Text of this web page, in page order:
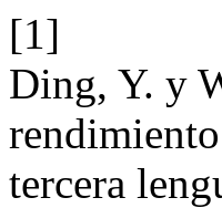
[1]
Ding, Y. y
tercera